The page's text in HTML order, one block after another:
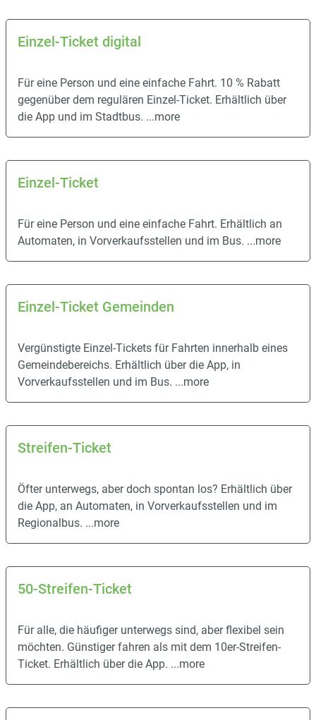
Einzel-Ticket digital
Für eine Person und eine einfache Fahrt. 10 % Rabatt
gegenüber dem regulären Einzel-Ticket. Erhältlich über
die App und im Stadtbus. ...more
Einzel-Ticket
Für eine Person und eine einfache Fahrt. Erhältlich an
Automaten, in Vorverkaufsstellen und im Bus. ...more
Einzel-Ticket Gemeinden
Vergünstigte Einzel-Tickets für Fahrten innerhalb eines
Gemeindebereichs. Erhältlich über die App, in
Vorverkaufsstellen und im Bus. ...more
Streifen-Ticket
Öfter unterwegs, aber doch spontan los? Erhältlich über
die App, an Automaten, in Vorverkaufsstellen und im
Regionalbus. ...more
50-Streifen-Ticket
Für alle, die häufiger unterwegs sind, aber flexibel sein
möchten. Günstiger fahren als mit dem 10er-Streifen-
Ticket. Erhältlich über die App. ...more